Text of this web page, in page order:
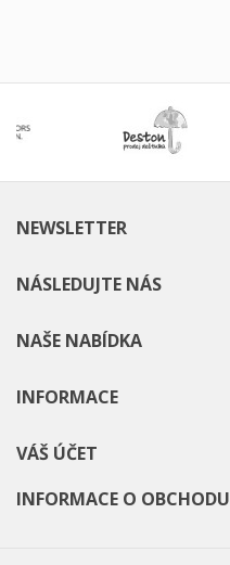
NEWSLETTER
NÁSLEDUJTE NÁS
NAŠE NABÍDKA
INFORMACE
VÁŠ ÚČET
INFORMACE O OBCHODU